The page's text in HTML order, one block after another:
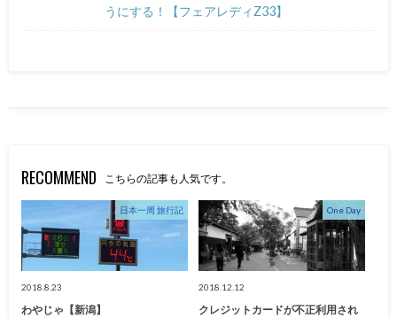
うにする！【フェアレディZ33】
RECOMMEND こちらの記事も人気です。
日本一周 旅行記
2018.8.23
わやじゃ【新潟】
One Day
2018.12.12
クレジットカードが不正利用され